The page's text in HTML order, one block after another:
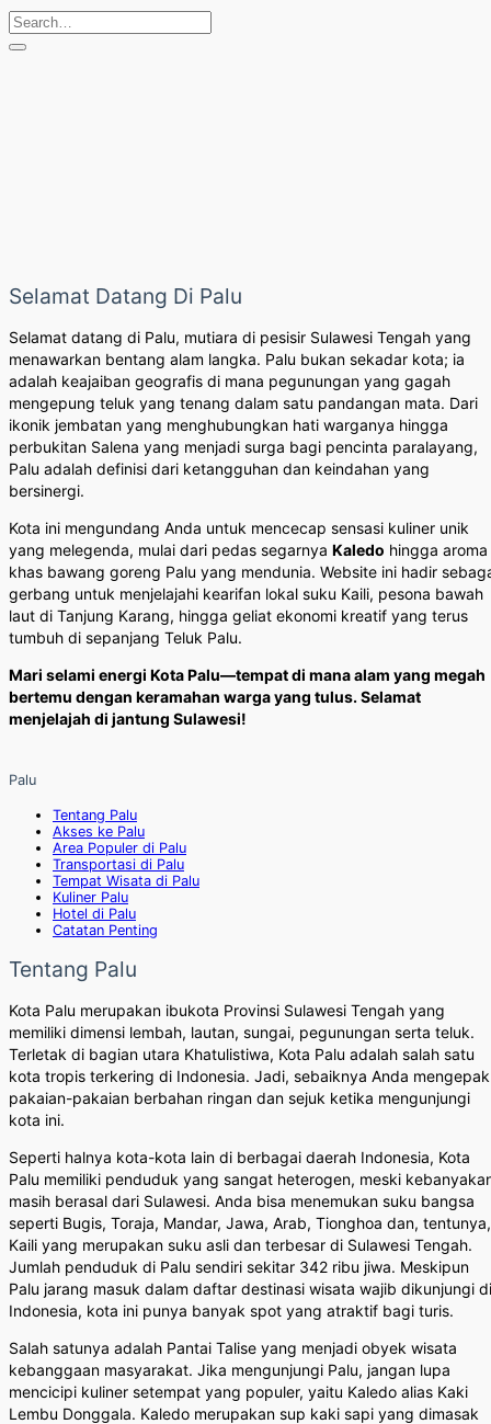
Selamat Datang Di Palu
Selamat datang di Palu, mutiara di pesisir Sulawesi Tengah yang
menawarkan bentang alam langka. Palu bukan sekadar kota; ia
adalah keajaiban geografis di mana pegunungan yang gagah
mengepung teluk yang tenang dalam satu pandangan mata. Dari
ikonik jembatan yang menghubungkan hati warganya hingga
perbukitan Salena yang menjadi surga bagi pencinta paralayang,
Palu adalah definisi dari ketangguhan dan keindahan yang
bersinergi.
Kota ini mengundang Anda untuk mencecap sensasi kuliner unik
yang melegenda, mulai dari pedas segarnya Kaledo hingga aroma
khas bawang goreng Palu yang mendunia. Website ini hadir
gerbang untuk menjelajahi kearifan lokal suku Kaili, pesona bawah
laut di Tanjung Karang, hingga geliat ekonomi kreatif yang terus
tumbuh di sepanjang Teluk Palu.
Mari selami energi Kota Palu—tempat di mana alam yang megah
bertemu dengan keramahan warga yang tulus. Selamat
menjelajah di jantung Sulawesi!
Palu
Tentang Palu
Akses ke Palu
Area Populer di Palu
Transportasi di Palu
Tempat Wisata di Palu
Kuliner Palu
Hotel di Palu
Catatan Penting
Tentang Palu
Kota Palu merupakan ibukota Provinsi Sulawesi Tengah yang
memiliki dimensi lembah, lautan, sungai, pegunungan serta teluk.
Terletak di bagian utara Khatulistiwa, Kota Palu adalah salah satu
kota tropis terkering di Indonesia. Jadi, sebaiknya Anda mengepak
pakaian-pakaian berbahan ringan dan sejuk ketika mengunjungi
kota ini.
Seperti halnya kota-kota lain di berbagai daerah Indonesia, Kota
Palu memiliki penduduk yang sangat heterogen, meski
masih berasal dari Sulawesi. Anda bisa menemukan suku bangsa
seperti Bugis, Toraja, Mandar, Jawa, Arab, Tionghoa dan, tentunya,
Kaili yang merupakan suku asli dan terbesar di Sulawesi Tengah.
Jumlah penduduk di Palu sendiri sekitar 342 ribu jiwa. Meskipun
Palu jarang masuk dalam daftar destinasi wisata wajib dikunjungi di
Indonesia, kota ini punya banyak spot yang atraktif bagi turis.
Salah satunya adalah Pantai Talise yang menjadi obyek wisata
kebanggaan masyarakat. Jika mengunjungi Palu, jangan lupa
mencicipi kuliner setempat yang populer, yaitu Kaledo alias Kaki
Lembu Donggala. Kaledo merupakan sup kaki sapi yang dimasak